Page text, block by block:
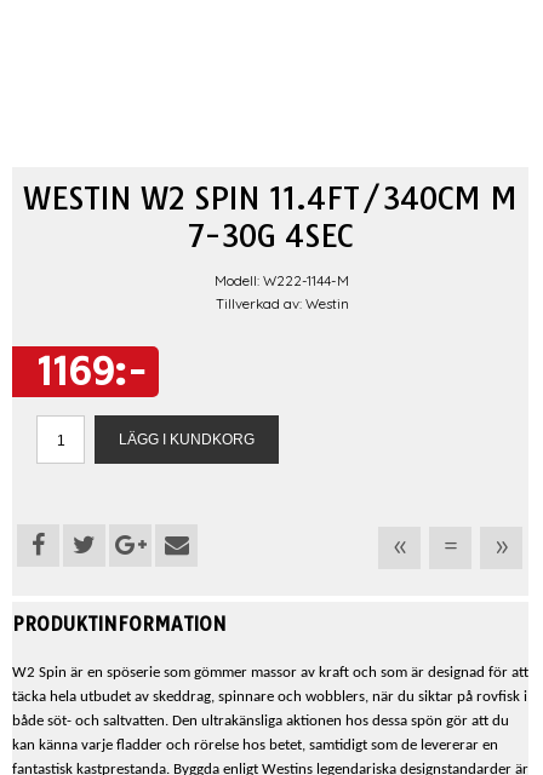
WESTIN W2 SPIN 11.4FT/340CM M
7-30G 4SEC
Modell: W222-1144-M
Tillverkad av: Westin
1169:-
« = »
PRODUKTINFORMATION
W2 Spin är en spöserie som gömmer massor av kraft och som är designad för att
täcka hela utbudet av skeddrag, spinnare och wobblers, när du siktar på rovfisk i
både söt- och saltvatten. Den ultrakänsliga aktionen hos dessa spön gör att du
kan känna varje fladder och rörelse hos betet, samtidigt som de levererar en
fantastisk kastprestanda. Byggda enligt Westins legendariska designstandarder är